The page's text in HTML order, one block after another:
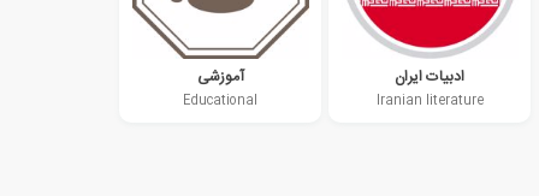
ادبیات ایران
Iranian literature
آموزشی
Educational